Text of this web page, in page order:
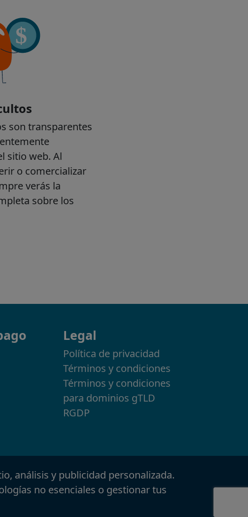
Legal
Política de privacidad
Términos y condiciones
Términos y condiciones
para dominios gTLD
RGDP
análisis y publicidad personalizada.
no esenciales o gestionar tus